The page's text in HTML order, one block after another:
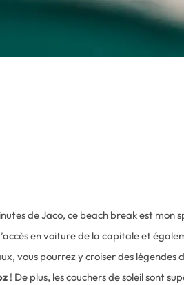
de Jaco, ce beach break est mon
en voiture de la capitale et
vous pourrez y croiser des légendes
! De plus, les couchers de soleil sont